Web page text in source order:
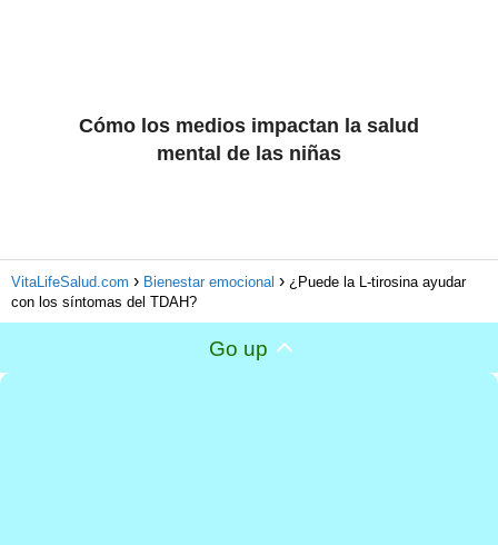
Cómo los medios impactan la salud
mental de las niñas
VitaLifeSalud.com Bienestar emocional
¿Puede la L-tirosina ayudar
con los síntomas del TDAH?
Go up